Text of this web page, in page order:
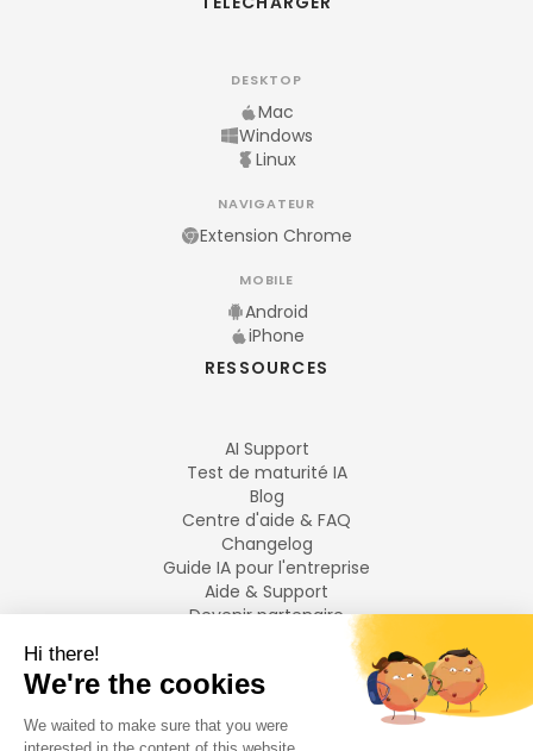
DESKTOP
Mac
Windows
Linux
NAVIGATEUR
Extension Chrome
MOBILE
Android
iPhone
RESSOURCES
AI Support
Test de maturité IA
Blog
Centre d'aide & FAQ
Changelog
Guide IA pour l'entreprise
Aide & Support
Devenir partenaire
LANGUES